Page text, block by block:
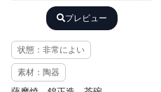
プレビュー
状態：非常によい
素材：陶器